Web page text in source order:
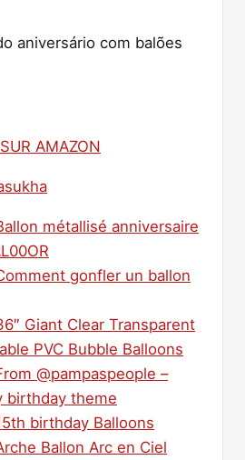
aniversário com balões
AMAZON
métallisé anniversaire
gonfler un ballon
Giant Clear Transparent
PVC Bubble Balloons
@pampaspeople –
birthday theme
birthday Balloons
Ballon Arc en Ciel